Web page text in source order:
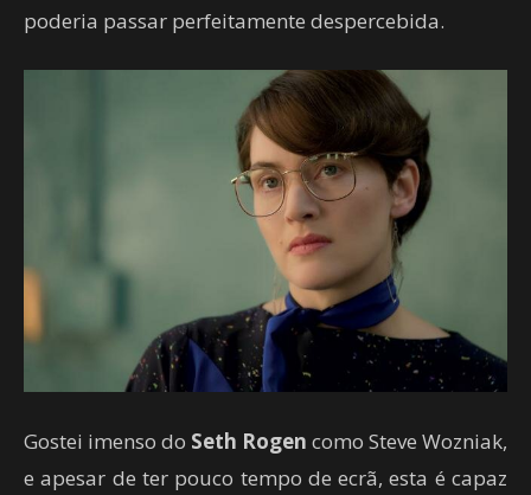
poderia passar perfeitamente despercebida.
Gostei imenso do Seth Rogen como Steve Wozniak,
e apesar de ter pouco tempo de ecrã, esta é capaz